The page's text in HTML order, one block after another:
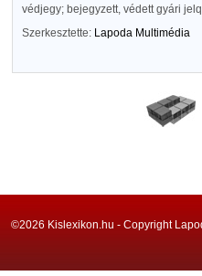
védjegy; bejegyzett, védett gyári
Szerkesztette: Lapoda Multimédia
©2026 Kislexikon.hu - Copyright